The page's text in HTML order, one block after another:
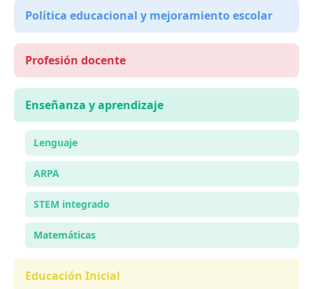
Política educacional y mejoramiento escolar
Profesión docente
Enseñanza y aprendizaje
Lenguaje
ARPA
STEM integrado
Matemáticas
Educación Inicial